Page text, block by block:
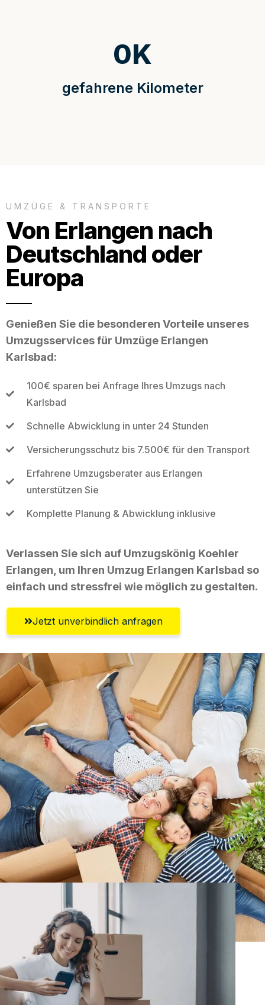
gefahrene Kilometer
0K
UMZÜGE & TRANSPORTE
Von Erlangen nach
Deutschland oder
Europa
Genießen Sie die besonderen Vorteile unseres
Umzugsservices für Umzüge Erlangen
Karlsbad:
100€ sparen bei Anfrage Ihres Umzugs nach
Karlsbad
Schnelle Abwicklung in unter 24 Stunden
Versicherungsschutz bis 7.500€ für den Transport
Erfahrene Umzugsberater aus Erlangen
unterstützen Sie
Komplette Planung & Abwicklung inklusive
Verlassen Sie sich auf Umzugskönig Koehler
Erlangen, um Ihren Umzug Erlangen Karlsbad so
einfach und stressfrei wie möglich zu gestalten.
Jetzt unverbindlich anfragen